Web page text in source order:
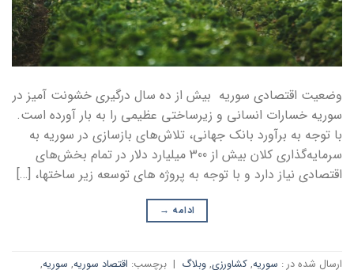
وضعیت اقتصادی سوریه بیش از ده سال درگیری خشونت آمیز در
سوریه خسارات انسانی و زیرساختی عظیمی را به بار آورده است.
با توجه به برآورد بانک جهانی، تلاش‌های بازسازی در سوریه به
سرمایه‌گذاری کلان بیش از 300 میلیارد دلار در تمام بخش‌های
اقتصادی نیاز دارد و با توجه به پروژه های توسعه زیر ساختها، […]
ادامه →
ارسال شده در : سوریه, کشاورزی, وبلاگ | برچسب: اقتصاد سوریه, سوریه,